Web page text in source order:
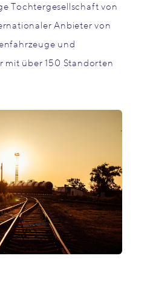
Tochtergesellschaft von
Anbieter von
und
mit über 150 Standorten